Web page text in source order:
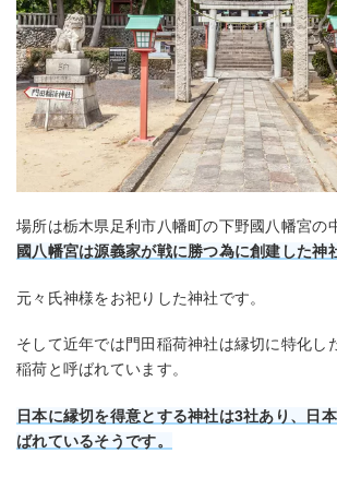
場所は栃木県足利市八幡町の下野國八幡宮の
國八幡宮は源義家が戦に勝つ為に創建した神
元々氏神様をお祀りした神社です。
そして近年では門田稲荷神社は縁切に特化し
稲荷と呼ばれています。
日本に縁切を得意とする神社は3社あり、日
ばれているそうです。